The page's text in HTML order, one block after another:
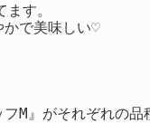
す。
かで美味しい♡
M』がそれぞれの